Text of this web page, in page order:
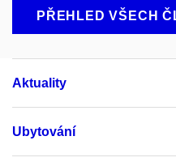
PŘEHLED VŠECH
Aktuality
Ubytování